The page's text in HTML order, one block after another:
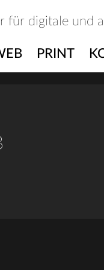
für digitale und
PRINT